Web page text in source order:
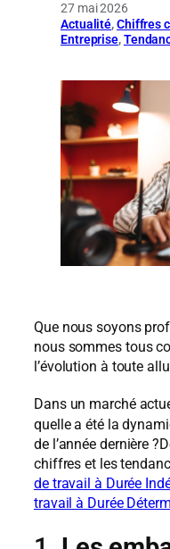
27 mai 2026
Actualité, Chiffres
Entreprise,
Que nous soyons
nous sommes tous
l’évolution à toute
Dans un marché
quelle a été la
de l’année dernière
chiffres et les
de travail à Durée
travail à Durée